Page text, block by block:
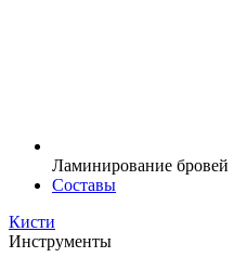
Ламинирование бровей
Составы
Кисти
Инструменты